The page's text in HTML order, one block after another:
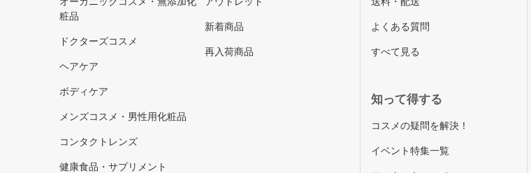
粧品
ドクターズコスメ
ヘアケア
ボディケア
メンズコスメ・男性用化粧品
コンタクトレンズ
健康食品・サプリメント
新着商品
再入荷商品
よくある質問
すべて見る
知って得する
コスメの疑問を解決！
イベント特集一覧